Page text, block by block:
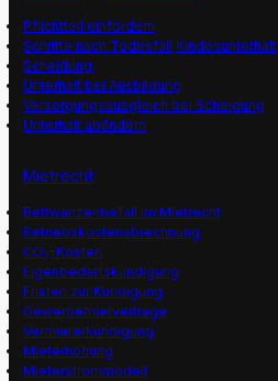
Pflichtteil einfordern
Schritte nach Todesfall Kindesunterhalt
Scheidung
Unterhalt bei Ausbildung
Versorgungsausgleich bei Scheidung
Unterhalt abändern
Mietrecht
Bettwanzenbefall im Mietrecht
Betriebskostenabrechnung
CO₂-Kosten
Eigenbedarfskündigung
Fristen zur Kündigung
Gewerbemietverträge
Vermieterkündigung
Mieterhöhung
Mieterstrommodell